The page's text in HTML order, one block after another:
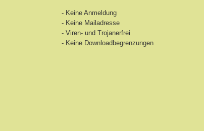
- Keine Anmeldung
- Keine Mailadresse
- Viren- und Trojanerfrei
- Keine Downloadbegrenzungen